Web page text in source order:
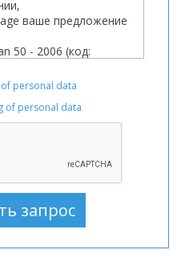
personal data
of personal data